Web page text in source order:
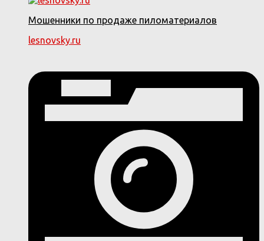
Мошенники по продаже пиломатериалов
lesnovsky.ru